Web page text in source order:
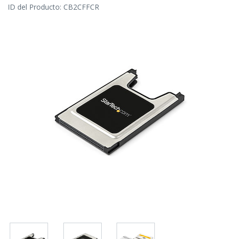
ID del Producto: CB2CFFCR